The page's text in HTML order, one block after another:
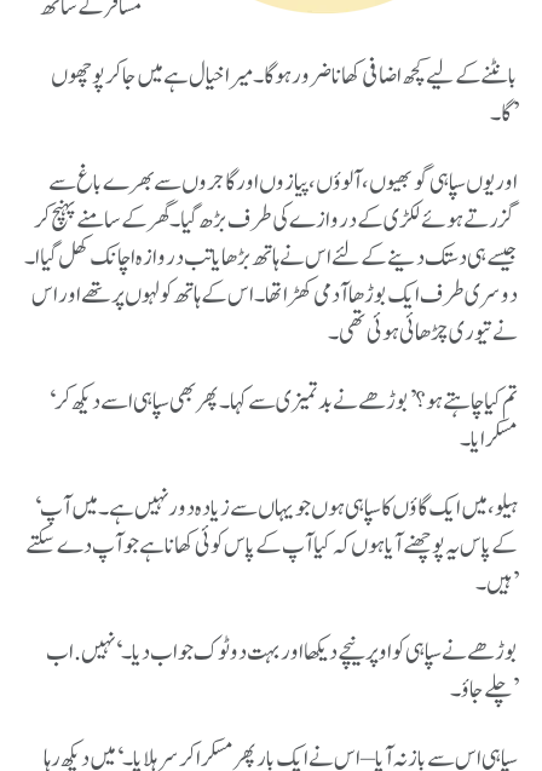
بانٹنے کے لیے کچھ اضافی کھانا ضرور ہوگا۔ میرا خیال ہے میں جا کر پوچھوں
گا۔’
اور یوں سپاہی گوبھیوں، آلوؤں، پیازوں اور گاجروں سے بھرے باغ سے
گزرتے ہوئے لکڑی کے دروازے کی طرف بڑھ گیا۔ گھر کے سامنے پہنچ کر
جیسے ہی دستک دینے کے لئے اس نے ہاتھ بڑھایا تب دروازہ اچانک کھل گیاا۔
دوسری طرف ایک بوڑھا آدمی کھڑا تھا۔ اس کے ہاتھ کولہوں پر تھے اور اس
نے تیوری چڑھائی ہوئی تھی۔
‘تم کیا چاہتے ہو؟’ بوڑھے نے بدتمیزی سے کہا۔ پھر بھی سپاہی اسے دیکھ کر
مسکرایا۔
‘ہیلو، میں ایک گاؤں کا سپاہی ہوں جو یہاں سے زیادہ دور نہیں ہے۔ میں آپ
کے پاس یہ پوچھنے آیا ہوں کہ کیا آپ کے پاس کوئی کھانا ہے جو آپ دے سکتے
ہیں۔’
بوڑھے نے سپاہی کو اوپر نیچے دیکھا اور بہت دو ٹوک جواب دیا۔ ‘نہیں. اب
چلے جاؤ۔’
سپاہی اس سے باز نہ آیا – اس نے ایک بار پھر مسکرا کر سر ہلایا۔ ‘میں دیکھ رہا